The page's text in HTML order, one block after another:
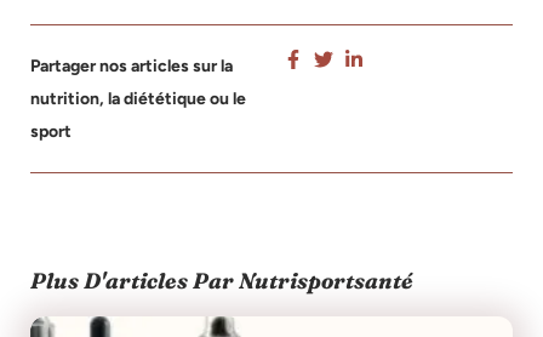
Partager nos articles sur la
nutrition, la diététique ou le
sport
Plus D'articles Par Nutrisportsanté